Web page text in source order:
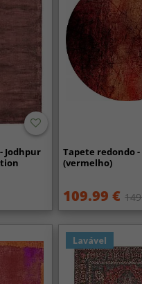
Jodhpur
Tapete redondo -
(vermelho)
109.99 €
Lavável